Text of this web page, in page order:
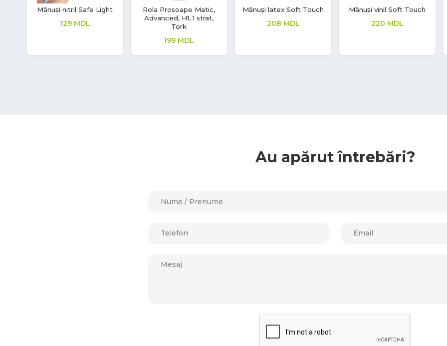
Mănuși vinil Soft Touch
220MDL
Mască de unică
folosință, medicală
Mănuși latex Aurelia
Mască de unică folosință
Au apărut întrebări?